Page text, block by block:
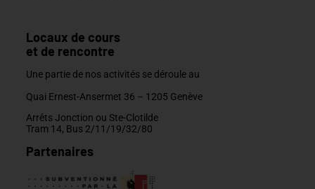
Locaux de cours
et de rencontre
Une partie de nos activités se déroule au
Quai Ernest-Ansermet 36 – 1205 Genève
Arrêts Jonction ou Ste-Clotilde
Tram 14, Bus 2/11/19/32/80
Partenaires